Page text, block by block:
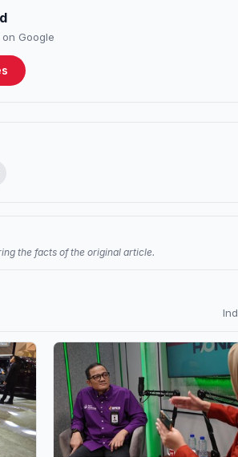
Google
the facts of the original article.